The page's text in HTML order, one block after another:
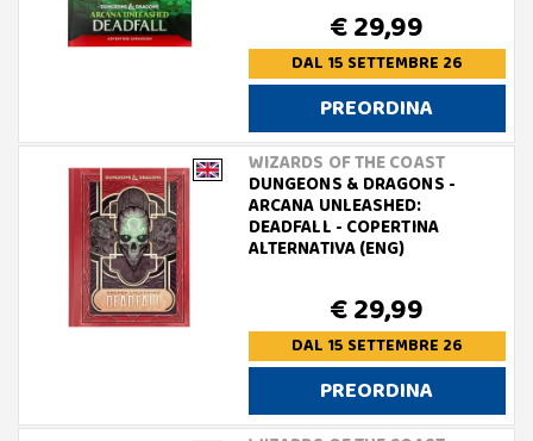
€ 29,99
DAL 15 SETTEMBRE 26
PREORDINA
WIZARDS OF THE COAST
DUNGEONS & DRAGONS -
ARCANA UNLEASHED:
DEADFALL - COPERTINA
ALTERNATIVA (ENG)
€ 29,99
DAL 15 SETTEMBRE 26
PREORDINA